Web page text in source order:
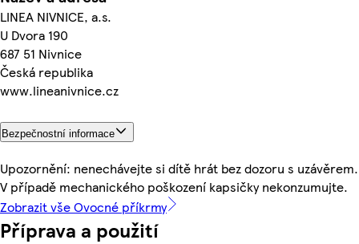
LINEA NIVNICE, a.s.
U Dvora 190
687 51 Nivnice
Česká republika
www.lineanivnice.cz
Bezpečnostní informace
Upozornění: nenechávejte si dítě hrát bez dozoru s uzávěrem.
V případě mechanického poškození kapsičky nekonzumujte.
Zobrazit vše Ovocné příkrmy
Příprava a použití